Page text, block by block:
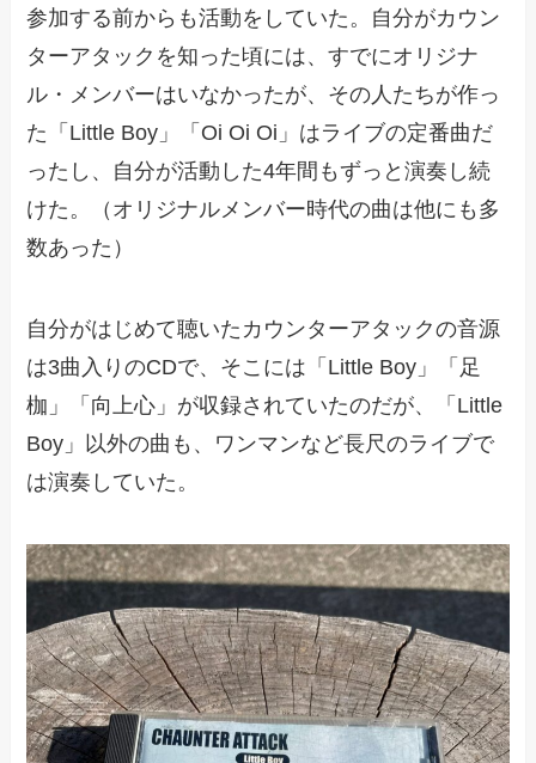
参加する前からも活動をしていた。自分がカウン
ターアタックを知った頃には、すでにオリジナ
ル・メンバーはいなかったが、その人たちが作っ
た「Little Boy」「Oi Oi Oi」はライブの定番曲だ
ったし、自分が活動した4年間もずっと演奏し続
けた。（オリジナルメンバー時代の曲は他にも多
数あった）
自分がはじめて聴いたカウンターアタックの音源
は3曲入りのCDで、そこには「Little Boy」「足
枷」「向上心」が収録されていたのだが、「Little
Boy」以外の曲も、ワンマンなど長尺のライブで
は演奏していた。